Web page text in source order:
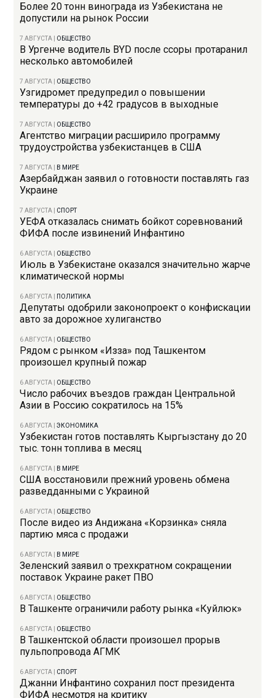
Более 20 тонн винограда из Узбекистана не
допустили на рынок России
7 АВГУСТА ОБЩЕСТВО
В Ургенче водитель BYD после ссоры протаранил
несколько автомобилей
7 АВГУСТА ОБЩЕСТВО
Узгидромет предупредил о повышении
температуры до +42 градусов в выходные
7 АВГУСТА ОБЩЕСТВО
Агентство миграции расширило программу
трудоустройства узбекистанцев в США
7 АВГУСТА В МИРЕ
Азербайджан заявил о готовности поставлять газ
Украине
7 АВГУСТА СПОРТ
УЕФА отказалась снимать бойкот соревнований
ФИФА после извинений Инфантино
6 АВГУСТА ОБЩЕСТВО
Июль в Узбекистане оказался значительно жарче
климатической нормы
6 АВГУСТА ПОЛИТИКА
Депутаты одобрили законопроект о конфискации
авто за дорожное хулиганство
6 АВГУСТА ОБЩЕСТВО
Рядом с рынком «Изза» под Ташкентом
произошел крупный пожар
6 АВГУСТА ОБЩЕСТВО
Число рабочих въездов граждан Центральной
Азии в Россию сократилось на 15%
6 АВГУСТА |ЭКОНОМИКА
Узбекистан готов поставлять Кыргызстану до 20
тыс. тонн топлива в месяц
6 АВГУСТА В МИРЕ
США восстановили прежний уровень обмена
разведданными с Украиной
6 АВГУСТА ОБЩЕСТВО
После видео из Андижана «Корзинка» сняла
партию мяса с продажи
6 АВГУСТА В МИРЕ
Зеленский заявил о трехкратном сокращении
поставок Украине ракет ПВО
6 АВГУСТА ОБЩЕСТВО
В Ташкенте ограничили работу рынка «Куйлюк»
6 АВГУСТА ОБЩЕСТВО
В Ташкентской области произошел прорыв
пульпопровода АГМК
6 АВГУСТА СПОРТ
Джанни Инфантино сохранил пост президента
ФИФА несмотря на критику